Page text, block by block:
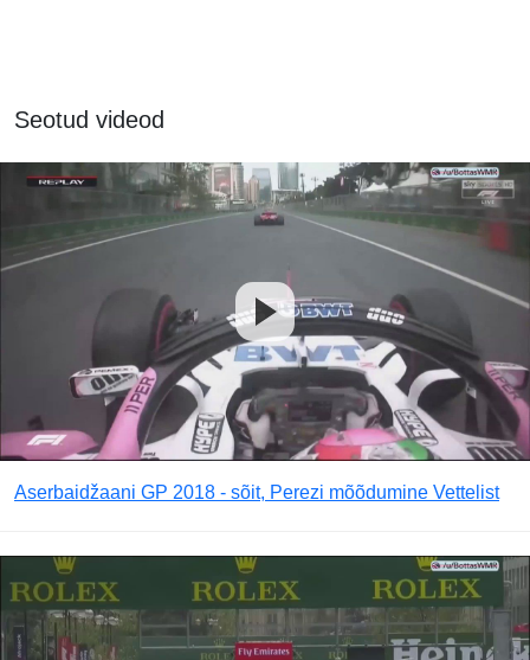
Seotud videod
Aserbaidžaani GP 2018 - sõit, Perezi mõõdumine Vettelist